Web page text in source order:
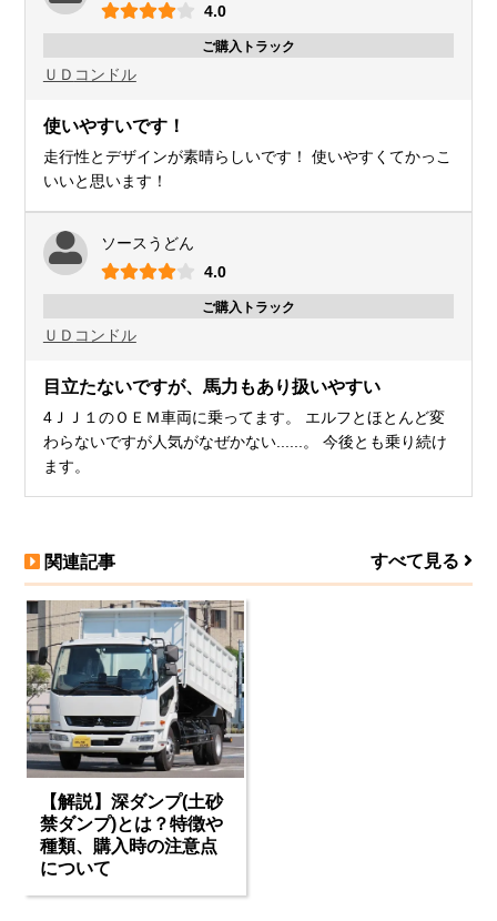
4.0
ご購入トラック
ＵＤ コンドル
使いやすいです！
走行性とデザインが素晴らしいです！ 使いやすくてかっこ
いいと思います！
ソースうどん
4.0
ご購入トラック
ＵＤ コンドル
目立たないですが、馬力もあり扱いやすい
4ＪＪ１のＯＥＭ車両に乗ってます。 エルフとほとんど変
わらないですが人気がなぜかない......。 今後とも乗り続け
ます。
関連記事 すべて見る
【解説】深ダンプ(土砂
禁ダンプ)とは？特徴や
種類、購入時の注意点
について